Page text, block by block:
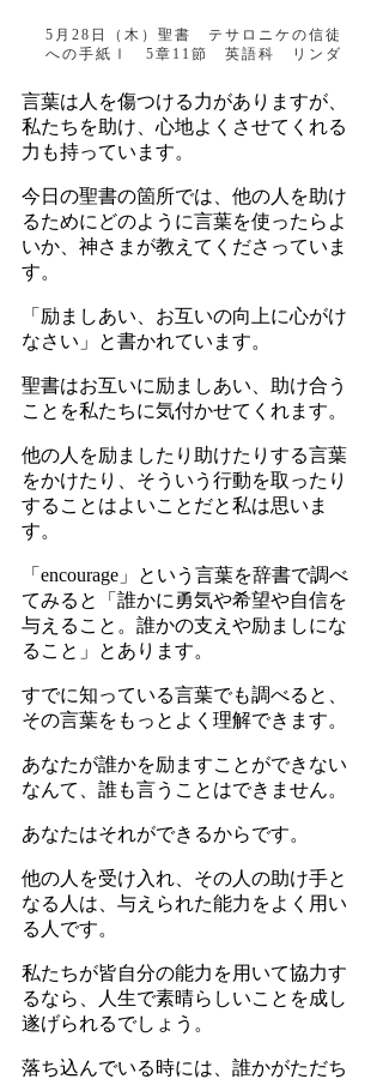
5月28日（木）聖書 テサロニケの信徒
への手紙Ⅰ 5章11節 英語科 リンダ
言葉は人を傷つける力がありますが、
私たちを助け、心地よくさせてくれる
力も持っています。
今日の聖書の箇所では、他の人を助け
るためにどのように言葉を使ったらよ
いか、神さまが教えてくださっていま
す。
「励ましあい、お互いの向上に心がけ
なさい」と書かれています。
聖書はお互いに励ましあい、助け合う
ことを私たちに気付かせてくれます。
他の人を励ましたり助けたりする言葉
をかけたり、そういう行動を取ったり
することはよいことだと私は思いま
す。
「 encourage 」という言葉を辞書で調べ
てみると「誰かに勇気や希望や自信を
与えること。誰かの支えや励ましにな
ること」とあります。
すでに知っている言葉でも調べると、
その言葉をもっとよく理解できます。
あなたが誰かを励ますことができない
なんて、誰も言うことはできません。
あなたはそれができるからです。
他の人を受け入れ、その人の助け手と
なる人は、与えられた能力をよく用い
る人です。
私たちが皆自分の能力を用いて協力す
るなら、人生で素晴らしいことを成し
遂げられるでしょう。
落ち込んでいる時には、誰かがただち